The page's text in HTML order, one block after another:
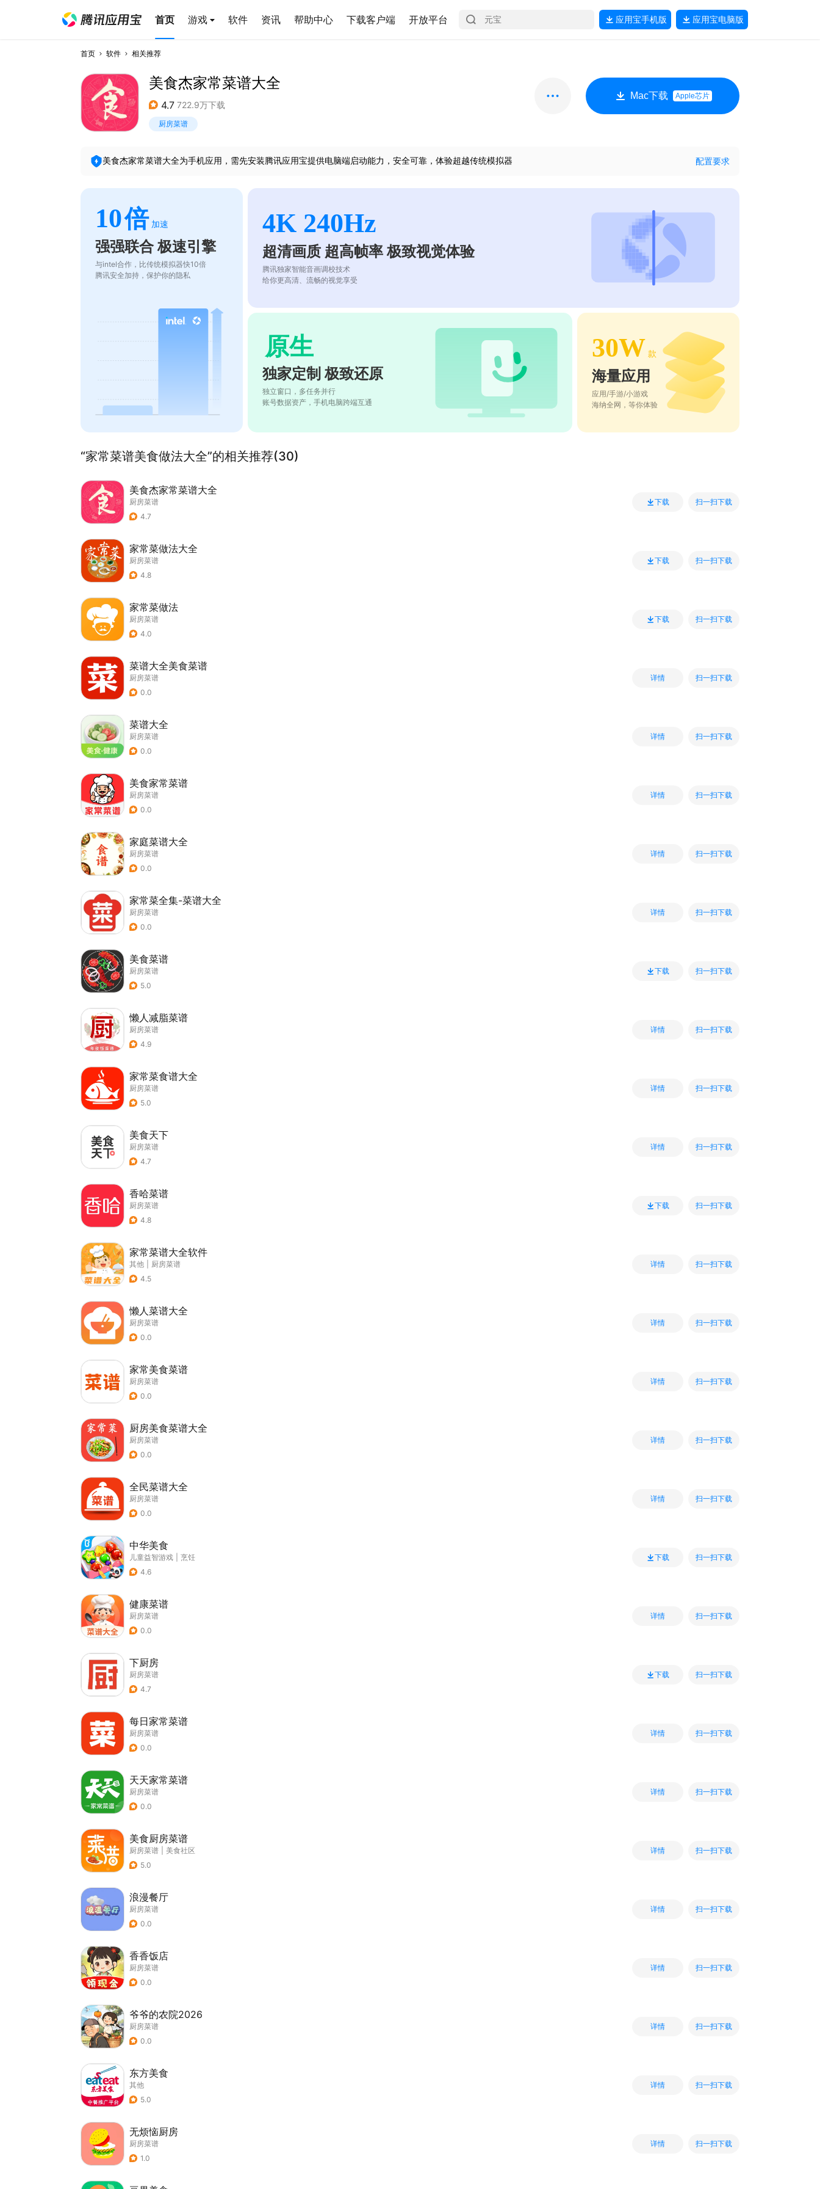
首页 游戏 软件 资讯 帮助中心 下载客户端 开放平台 应用宝手机版 应用宝电脑版
首页 软件 相关推荐
美食杰家常菜谱大全
4.7 722.9万下载
厨房菜谱
Mac下载 Apple芯片
美食杰家常菜谱大全为手机应用，需先安装腾讯应用宝提供电脑端启动能力，安全可靠，体验超越传统模拟器 配置要求
10倍 加速
强强联合 极速引擎
与intel合作，比传统模拟器快10倍
腾讯安全加持，保护你的隐私
4K 240Hz
超清画质 超高帧率 极致视觉体验
腾讯独家智能音画调校技术
给你更高清、流畅的视觉享受
原生
独家定制 极致还原
独立窗口，多任务并行
账号数据资产，手机电脑跨端互通
30W 款
海量应用
应用/手游/小游戏
海纳全网，等你体验
“家常菜谱美食做法大全”的相关推荐(30)
美食杰家常菜谱大全
厨房菜谱
4.7
下载 扫一扫下载
家常菜做法大全
厨房菜谱
4.8
下载 扫一扫下载
家常菜做法
厨房菜谱
4.0
下载 扫一扫下载
菜谱大全美食菜谱
厨房菜谱
0.0
详情 扫一扫下载
菜谱大全
厨房菜谱
0.0
详情 扫一扫下载
美食家常菜谱
厨房菜谱
0.0
详情 扫一扫下载
家庭菜谱大全
厨房菜谱
0.0
详情 扫一扫下载
家常菜全集-菜谱大全
厨房菜谱
0.0
详情 扫一扫下载
美食菜谱
厨房菜谱
5.0
下载 扫一扫下载
懒人减脂菜谱
厨房菜谱
4.9
详情 扫一扫下载
家常菜食谱大全
厨房菜谱
5.0
详情 扫一扫下载
美食天下
厨房菜谱
4.7
详情 扫一扫下载
香哈菜谱
厨房菜谱
4.8
下载 扫一扫下载
家常菜谱大全软件
其他
厨房菜谱
4.5
详情 扫一扫下载
懒人菜谱大全
厨房菜谱
0.0
详情 扫一扫下载
家常美食菜谱
厨房菜谱
0.0
详情 扫一扫下载
厨房美食菜谱大全
厨房菜谱
0.0
详情 扫一扫下载
全民菜谱大全
厨房菜谱
0.0
详情 扫一扫下载
中华美食
儿童益智游戏
烹饪
4.6
下载 扫一扫下载
健康菜谱
厨房菜谱
0.0
详情 扫一扫下载
下厨房
厨房菜谱
4.7
下载 扫一扫下载
每日家常菜谱
厨房菜谱
0.0
详情 扫一扫下载
天天家常菜谱
厨房菜谱
0.0
详情 扫一扫下载
美食厨房菜谱
厨房菜谱
美食社区
5.0
详情 扫一扫下载
浪漫餐厅
厨房菜谱
0.0
详情 扫一扫下载
香香饭店
厨房菜谱
0.0
详情 扫一扫下载
爷爷的农院2026
厨房菜谱
0.0
详情 扫一扫下载
东方美食
其他
5.0
详情 扫一扫下载
无烦恼厨房
厨房菜谱
1.0
详情 扫一扫下载